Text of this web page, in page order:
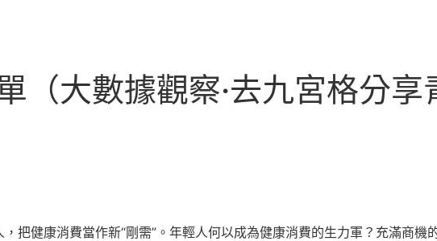
（大數據觀察·去九宮格分享
把健康消費當作新“剛需”。年輕人何以成為健康消費的生力軍？充滿商機